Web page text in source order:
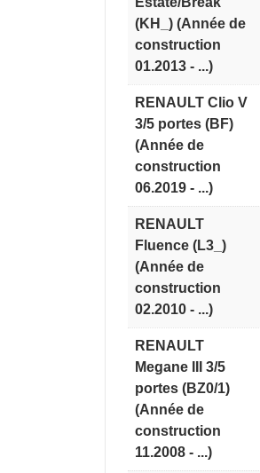
(KH_) (Année de
construction
01.2013 - ...)
RENAULT Clio V
3/5 portes (BF)
(Année de
construction
06.2019 - ...)
RENAULT
Fluence (L3_)
(Année de
construction
02.2010 - ...)
RENAULT
Megane III 3/5
portes (BZ0/1)
(Année de
construction
11.2008 - ...)